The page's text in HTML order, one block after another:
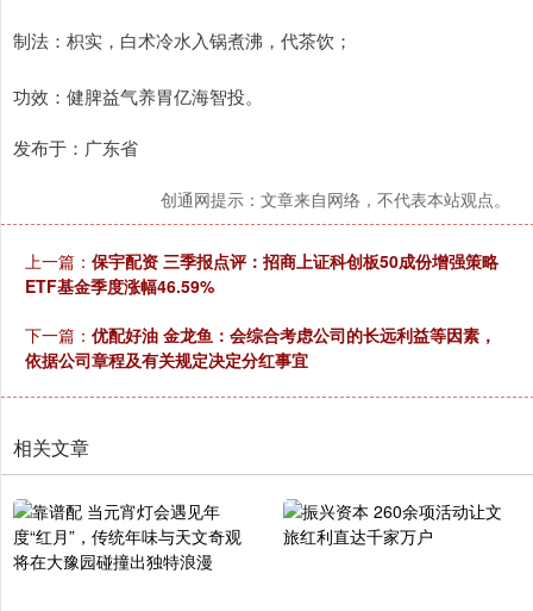
制法：枳实，白术冷水入锅煮沸，代茶饮；
功效：健脾益气养胃亿海智投。
发布于：广东省
创通网提示：文章来自网络，不代表本站观点。
上一篇： 保宇配资 三季报点评：招商上证科创板50成份增强策略
ETF基金季度涨幅46.59%
下一篇： 优配好油 金龙鱼：会综合考虑公司的长远利益等因素，
依据公司章程及有关规定决定分红事宜
相关文章